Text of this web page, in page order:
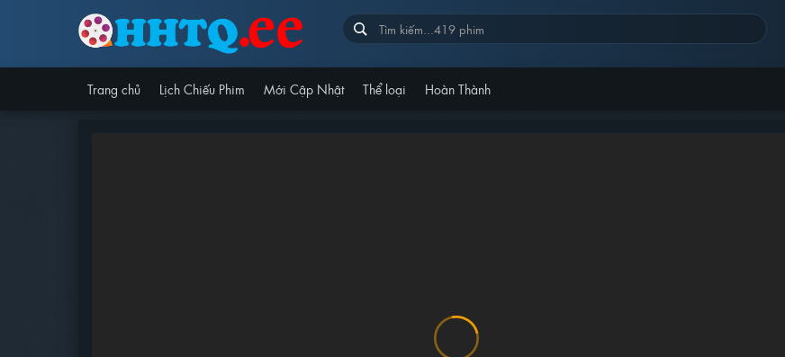
Trang chủ Lịch Chiếu Phim Mới Cập Nhật Thể loại Hoàn Thành